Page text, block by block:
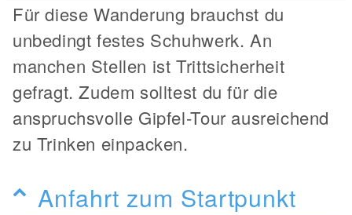
Für diese Wanderung brauchst du
unbedingt festes Schuhwerk. An
manchen Stellen ist Trittsicherheit
gefragt. Zudem solltest du für die
anspruchsvolle Gipfel-Tour ausreichend
zu Trinken einpacken.
Anfahrt zum Startpunkt